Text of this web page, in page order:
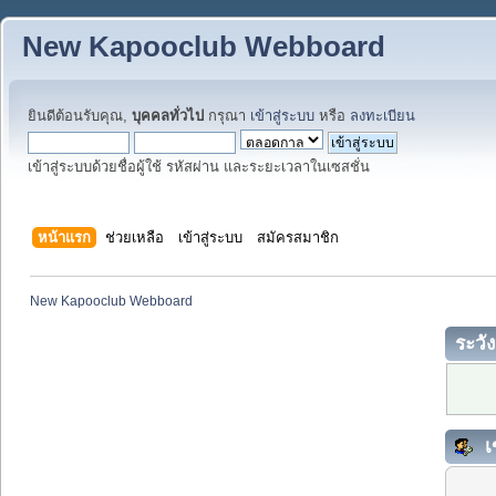
New Kapooclub Webboard
ยินดีต้อนรับคุณ, บุคคลทั่วไป กรุณา เข้าสู่ระบบ หรือ ลงทะเบียน
เข้าสู่ระบบด้วยชื่อผู้ใช้ รหัสผ่าน และระยะเวลาในเซสชั่น
หน้าแรก ช่วยเหลือ เข้าสู่ระบบ สมัครสมาชิก
New Kapooclub Webboard
ระวั
เ